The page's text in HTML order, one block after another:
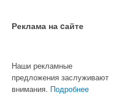
Реклама на cайте
Наши рекламные
предложения заслуживают
внимания. Подробнее